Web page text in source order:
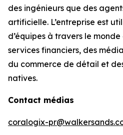
des ingénieurs que des
artificielle. L’entreprise est
d’équipes à travers le
services financiers, des
du commerce de détail et
natives.
Contact médias
coralogix-